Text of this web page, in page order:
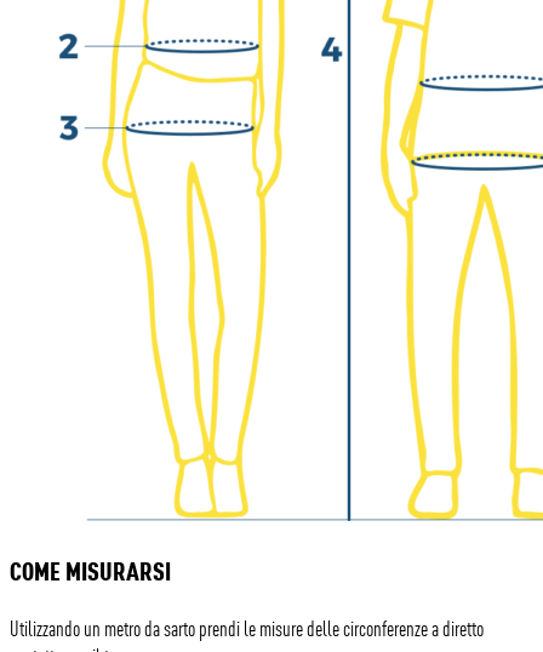
COME MISURARSI
Utilizzando un metro da sarto prendi le misure delle circonferenze a diretto